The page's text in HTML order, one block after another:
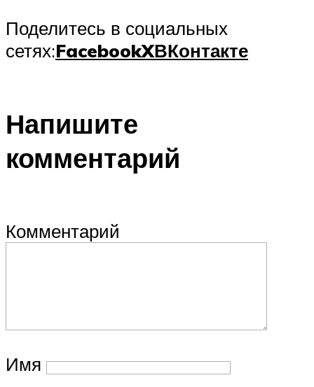
Поделитесь в социальных
сетях:FacebookXВКонтакте
Напишите
комментарий
Комментарий
Имя